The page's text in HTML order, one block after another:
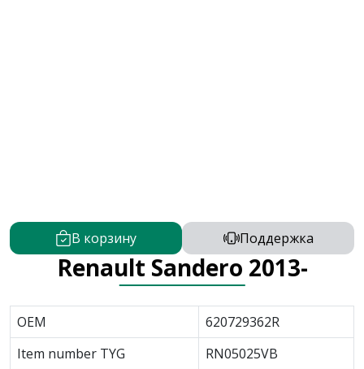
В корзину Поддержка
Renault Sandero 2013-
OEM
620729362R
Item number TYG
RN05025VB